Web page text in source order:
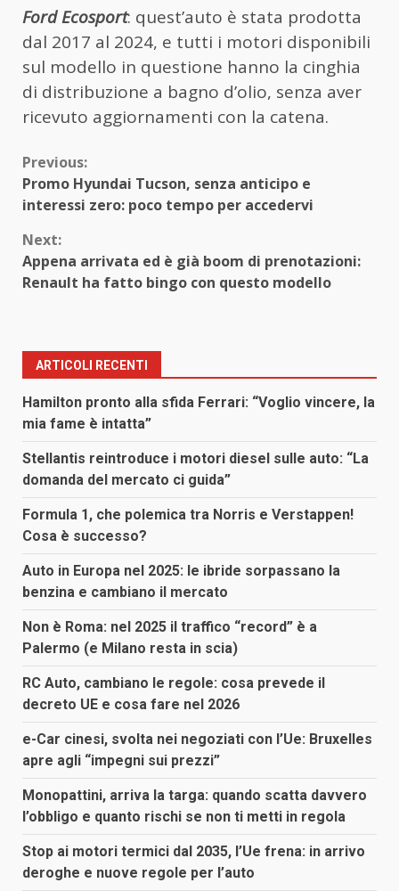
Ford Ecosport: quest’auto è stata prodotta
dal 2017 al 2024, e tutti i motori disponibili
sul modello in questione hanno la cinghia
di distribuzione a bagno d’olio, senza aver
ricevuto aggiornamenti con la catena.
Continue
Reading
Previous:
Promo Hyundai Tucson, senza anticipo e
interessi zero: poco tempo per accedervi
Next:
Appena arrivata ed è già boom di prenotazioni:
Renault ha fatto bingo con questo modello
ARTICOLI RECENTI
Hamilton pronto alla sfida Ferrari: “Voglio vincere, la
mia fame è intatta”
Stellantis reintroduce i motori diesel sulle auto: “La
domanda del mercato ci guida”
Formula 1, che polemica tra Norris e Verstappen!
Cosa è successo?
Auto in Europa nel 2025: le ibride sorpassano la
benzina e cambiano il mercato
Non è Roma: nel 2025 il traffico “record” è a
Palermo (e Milano resta in scia)
RC Auto, cambiano le regole: cosa prevede il
decreto UE e cosa fare nel 2026
e-Car cinesi, svolta nei negoziati con l’Ue: Bruxelles
apre agli “impegni sui prezzi”
Monopattini, arriva la targa: quando scatta davvero
l’obbligo e quanto rischi se non ti metti in regola
Stop ai motori termici dal 2035, l’Ue frena: in arrivo
deroghe e nuove regole per l’auto